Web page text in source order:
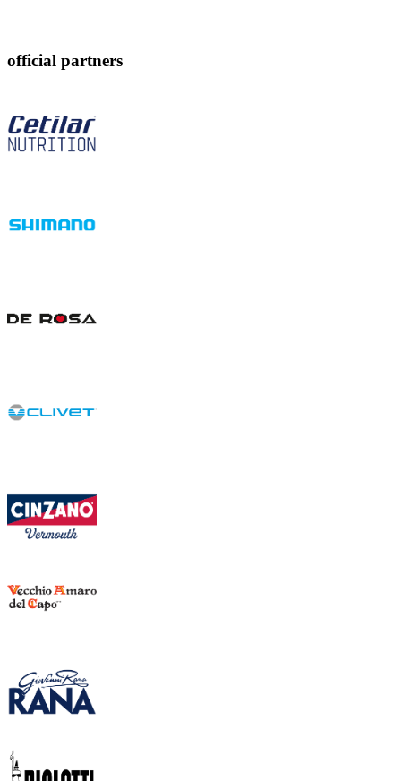
official partners